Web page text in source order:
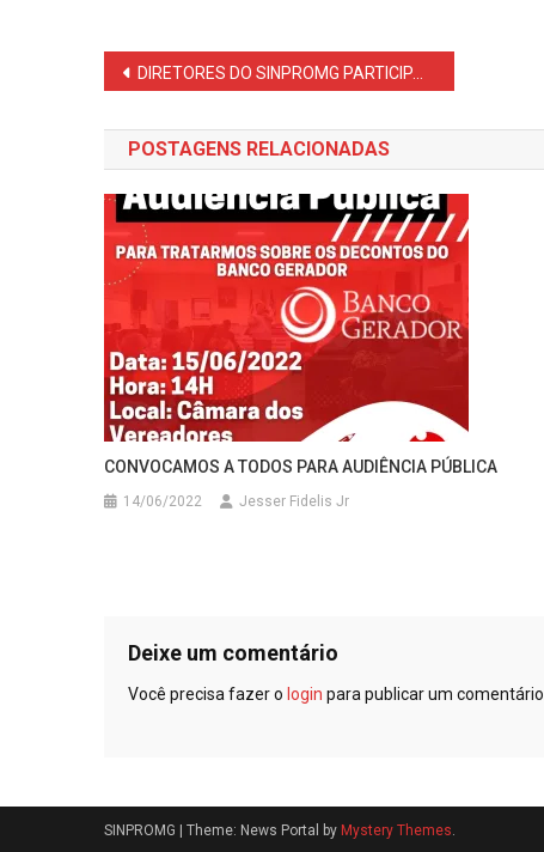
Navegação
de
Post
DIRETORES DO SINPROMG PARTICIPAM DO ENCONTRO ESTADUAL DA UNCME PE 2022, QUE REUNIU CONSELHEIRAS E CONSELHEIROS DE TODO ESTADO EM TRIUNFO.
POSTAGENS RELACIONADAS
CONVOCAMOS A TODOS PARA AUDIÊNCIA PÚBLICA
14/06/2022 Jesser Fidelis Jr
Deixe um comentário
Você precisa fazer o login para publicar um comentário.
SINPROMG Theme: News Portal by Mystery Themes.